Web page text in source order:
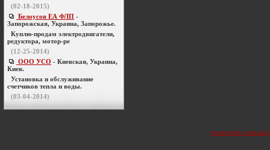
(02-18-2015)
Белоусов ЕА ФЛП -
Запорожская, Украина, Запорожье.
Куплю-продам электродвигатели,
редуктора, мотор-ре
(12-25-2014)
ООО УСО - Киевская, Украина,
Киев.
Установка и обслуживание
счетчиков тепла и воды.
(03-04-2014)
проволока стальная